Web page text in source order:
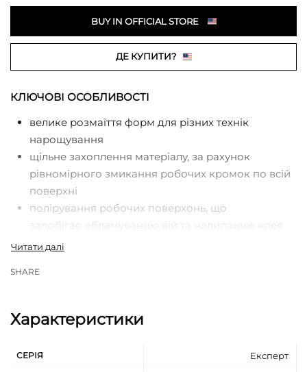
BUY IN OFFICIAL STORE
ДЕ КУПИТИ?
КЛЮЧОВІ ОСОБЛИВОСТІ
велике розмаїття форм для різних технік
нарощування
щільне захоплення матеріалу, за рахунок
рівномірного змикання робочих кромок по всій
поверхні
полірування робочих поверхонь, що
запобігає обламуванню вій та налипанню клея
ручна професійна заточка
м’яке, плавне зімкнення, що знижує втому руки
ефектом
подовжених ручок
SHARE
Характеристики
СЕРІЯ Експерт